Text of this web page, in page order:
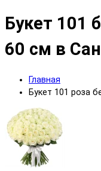
Букет 101
60 см в
Главная
Букет 101 роза